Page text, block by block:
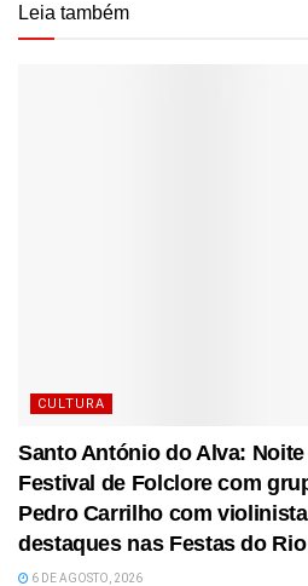
Leia também
CULTURA
Santo António do Alva:
Festival de Folclore com
Pedro Carrilho com
destaques nas Festas do Rio
6 DE AGOSTO, 2026